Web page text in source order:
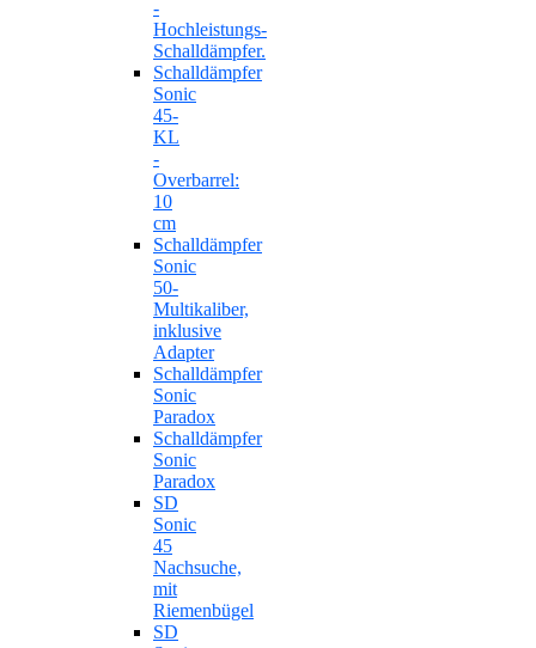
-
Hochleistungs-
Schalldämpfer.
Schalldämpfer
Sonic
45-
KL
-
Overbarrel:
10
cm
Schalldämpfer
Sonic
50-
Multikaliber,
inklusive
Adapter
Schalldämpfer
Sonic
Paradox
Schalldämpfer
Sonic
Paradox
SD
Sonic
45
Nachsuche,
mit
Riemenbügel
SD